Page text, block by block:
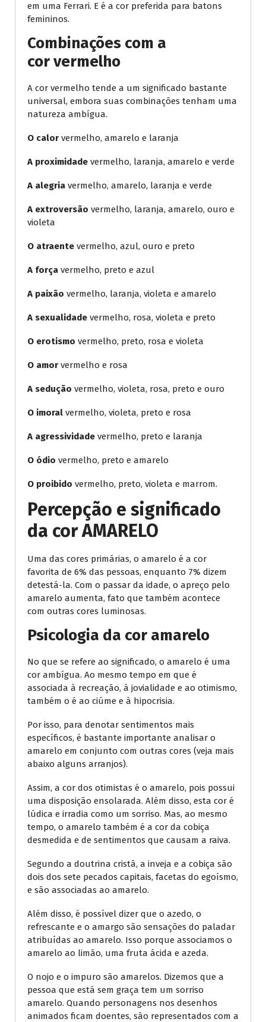
em uma Ferrari. E é a cor preferida para batons
femininos.
Combinações com a
cor vermelho
A cor vermelho tende a um significado bastante
universal, embora suas combinações tenham uma
natureza ambígua.
O calor vermelho, amarelo e laranja
A proximidade vermelho, laranja, amarelo e verde
A alegria vermelho, amarelo, laranja e verde
A extroversão vermelho, laranja, amarelo, ouro e
violeta
O atraente vermelho, azul, ouro e preto
A força vermelho, preto e azul
A paixão vermelho, laranja, violeta e amarelo
A sexualidade vermelho, rosa, violeta e preto
O erotismo vermelho, preto, rosa e violeta
O amor vermelho e rosa
A sedução vermelho, violeta, rosa, preto e ouro
O imoral vermelho, violeta, preto e rosa
A agressividade vermelho, preto e laranja
O ódio vermelho, preto e amarelo
O proibido vermelho, preto, violeta e marrom.
Percepção e significado
da cor AMARELO
Uma das cores primárias, o amarelo é a cor
favorita de 6% das pessoas, enquanto 7% dizem
detestá-la. Com o passar da idade, o apreço pelo
amarelo aumenta, fato que também acontece
com outras cores luminosas.
Psicologia da cor amarelo
No que se refere ao significado, o amarelo é uma
cor ambígua. Ao mesmo tempo em que é
associada à recreação, à jovialidade e ao otimismo,
também o é ao ciúme e à hipocrisia.
Por isso, para denotar sentimentos mais
específicos, é bastante importante analisar o
amarelo em conjunto com outras cores (veja mais
abaixo alguns arranjos).
Assim, a cor dos otimistas é o amarelo, pois possui
uma disposição ensolarada. Além disso, esta cor é
lúdica e irradia como um sorriso. Mas, ao mesmo
tempo, o amarelo também é a cor da cobiça
desmedida e de sentimentos que causam a raiva.
Segundo a doutrina cristã, a inveja e a cobiça são
dois dos sete pecados capitais, facetas do egoísmo,
e são associadas ao amarelo.
Além disso, é possível dizer que o azedo, o
refrescante e o amargo são sensações do paladar
atribuídas ao amarelo. Isso porque associamos o
amarelo ao limão, uma fruta ácida e azeda.
O nojo e o impuro são amarelos. Dizemos que a
pessoa que está sem graça tem um sorriso
amarelo. Quando personagens nos desenhos
animados ficam doentes, são representados com a